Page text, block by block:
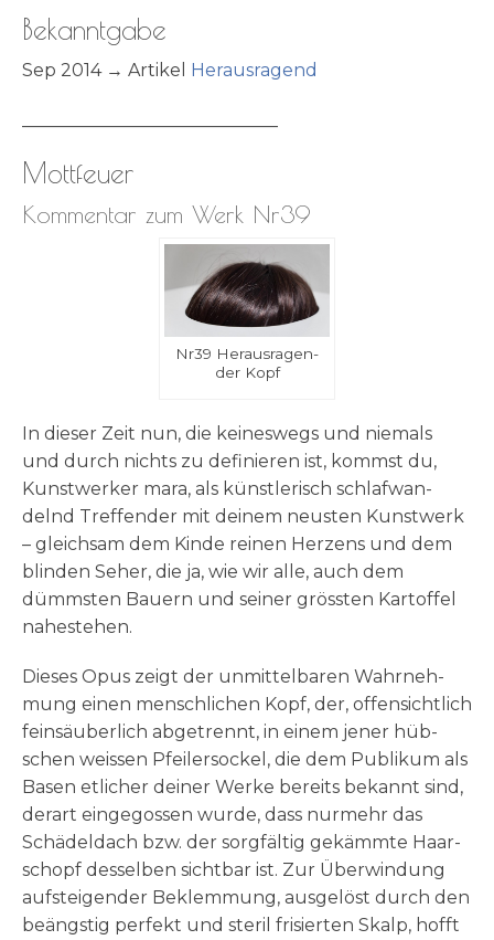
Bekanntgabe
Sep 2014 → Arti­kel Her­aus­ra­gend
Mottfeuer
Kommentar zum Werk Nr39
Nr39 Her­aus­ra­gen­
der Kopf
In die­ser Zeit nun, die kei­nes­wegs und nie­mals
und durch nichts zu defi­nie­ren ist, kommst du,
Kunst­wer­ker mara, als künst­le­risch schlaf­wan­
delnd Tref­fen­der mit dei­nem neu­sten Kunst­werk
– gleich­sam dem Kin­de rei­nen Her­zens und dem
blin­den Seher, die ja, wie wir alle, auch dem
dümm­sten Bau­ern und sei­ner gröss­ten Kar­tof­fel
nahestehen.
Die­ses Opus zeigt der unmit­tel­ba­ren Wahr­neh­
mung einen mensch­li­chen Kopf, der, offen­sicht­lich
fein­säu­ber­lich abge­trennt, in einem jener hüb­
schen weis­sen Pfei­ler­sockel, die dem Publi­kum als
Basen etli­cher dei­ner Wer­ke bereits bekannt sind,
der­art ein­ge­gos­sen wur­de, dass nur­mehr das
Schä­del­dach bzw. der sorg­fäl­tig gekämm­te Haar­
schopf des­sel­ben sicht­bar ist. Zur Über­win­dung
auf­stei­gen­der Beklem­mung, aus­ge­löst durch den
beäng­stig per­fekt und ste­ril fri­sier­ten Skalp, hofft